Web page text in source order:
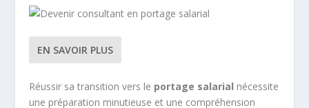
EN SAVOIR PLUS
Réussir sa transition vers le portage salarial nécessite
une préparation minutieuse et une compréhension